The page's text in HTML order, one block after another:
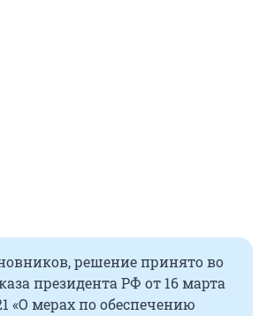
решение принято во
президента РФ от 16 марта
«О мерах по обеспечению